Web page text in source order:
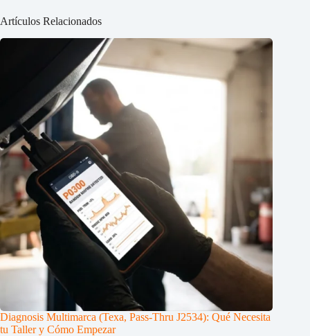
Artículos Relacionados
Diagnosis Multimarca (Texa, Pass-Thru J2534): Qué Necesita
tu Taller y Cómo Empezar